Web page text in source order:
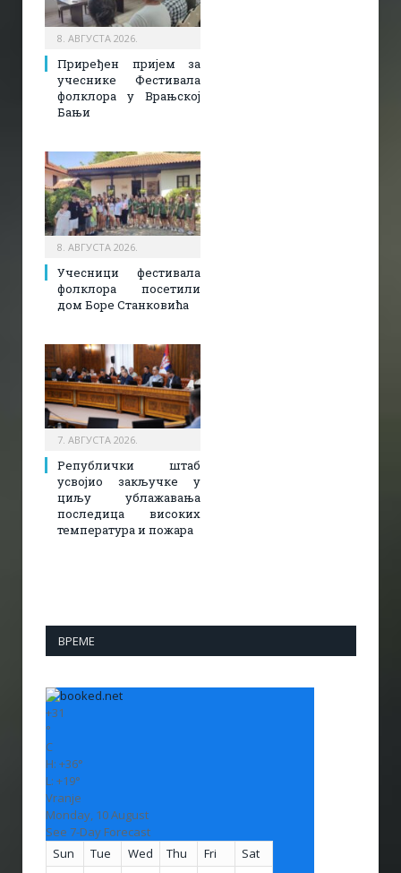
8. АВГУСТА 2026.
Приређен пријем за
учеснике Фестивала
фолклора у Врањској
Бањи
8. АВГУСТА 2026.
Учесници фестивала
фолклора посетили
дом Боре Станковића
7. АВГУСТА 2026.
Републички штаб
усвојио закључке у
циљу ублажавања
последица високих
температура и пожара​
ВРЕМЕ
+31
°
C
H: +36°
L: +19°
Vranje
Monday, 10 August
See 7-Day Forecast
Sun
Tue Wed Thu Fri Sat